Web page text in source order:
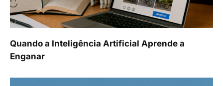
Quando a Inteligência Artificial Aprende a
Enganar